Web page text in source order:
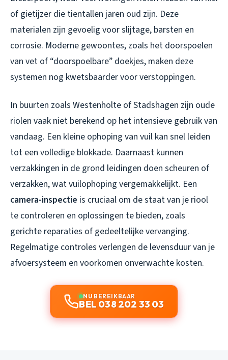
of gietijzer die tientallen jaren oud zijn. Deze
materialen zijn gevoelig voor slijtage, barsten en
corrosie. Moderne gewoontes, zoals het doorspoelen
van vet of “doorspoelbare” doekjes, maken deze
systemen nog kwetsbaarder voor verstoppingen.
In buurten zoals Westenholte of Stadshagen zijn oude
riolen vaak niet berekend op het intensieve gebruik van
vandaag. Een kleine ophoping van vuil kan snel leiden
tot een volledige blokkade. Daarnaast kunnen
verzakkingen in de grond leidingen doen scheuren of
verzakken, wat vuilophoping vergemakkelijkt. Een
camera-inspectie is cruciaal om de staat van je riool
te controleren en oplossingen te bieden, zoals
gerichte reparaties of gedeeltelijke vervanging.
Regelmatige controles verlengen de levensduur van je
afvoersysteem en voorkomen onverwachte kosten.
NU BEREIKBAAR
BEL 038 202 33 03